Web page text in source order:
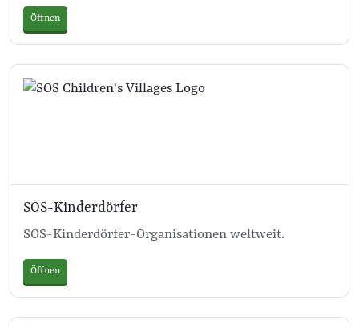
Öffnen
SOS-Kinderdörfer
SOS-Kinderdörfer-Organisationen weltweit.
Öffnen